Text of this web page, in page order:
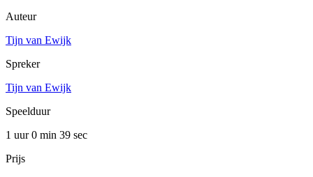
Auteur
Tijn van Ewijk
Spreker
Tijn van Ewijk
Speelduur
1 uur 0 min 39 sec
Prijs